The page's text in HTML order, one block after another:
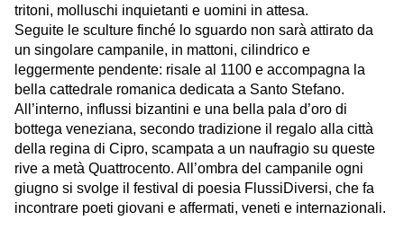
tritoni, molluschi inquietanti e uomini in attesa.
Seguite le sculture finché lo sguardo non sarà attirato da
un singolare campanile, in mattoni, cilindrico e
leggermente pendente: risale al 1100 e accompagna la
bella cattedrale romanica dedicata a Santo Stefano.
All’interno, influssi bizantini e una bella pala d’oro di
bottega veneziana, secondo tradizione il regalo alla città
della regina di Cipro, scampata a un naufragio su queste
rive a metà Quattrocento. All’ombra del campanile ogni
giugno si svolge il festival di poesia FlussiDiversi, che fa
incontrare poeti giovani e affermati, veneti e internazionali.